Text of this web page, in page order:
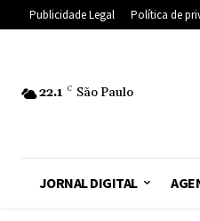
Publicidade Legal Política de
22.1 C São Paulo
JORNAL DIGITAL